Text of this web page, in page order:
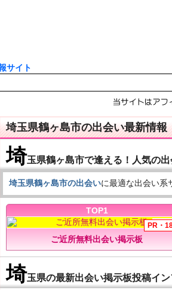
サイト
埼玉県鶴ヶ島市の出会い最新情報
埼玉県鶴ヶ島市で逢える！人気の
埼玉県鶴ヶ島市の出会いに最適な出会い系
TOP1
ご近所無料出会い掲示板
埼玉県の最新出会い掲示板投稿イ